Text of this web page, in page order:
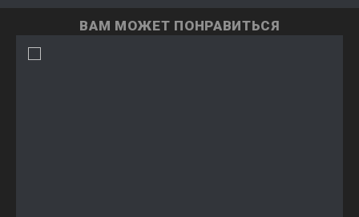
ВАМ МОЖЕТ ПОНРАВИТЬСЯ